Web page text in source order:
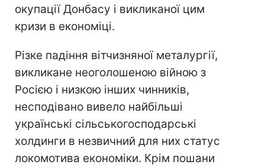
окупації Донбасу і викликаної цим
кризи в економіці.
Різке падіння вітчизняної металургії,
викликане неоголошеною війною з
Росією і низкою інших чинників,
несподівано вивело найбільші
українські сільськогосподарські
холдинги в незвичний для них статус
локомотива економіки. Крім пошани